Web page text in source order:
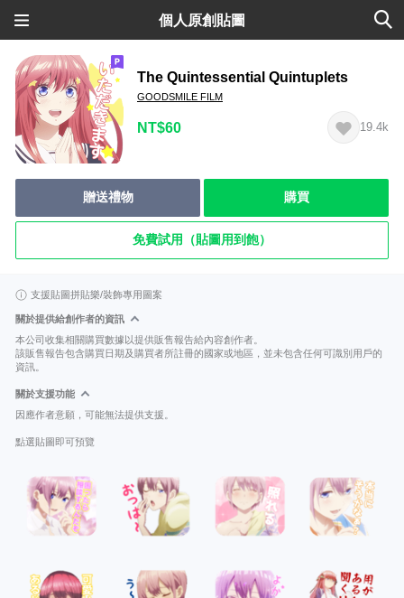
個人原創貼圖
The Quintessential Quintuplets
GOODSMILE FILM
NT$60 19.4k
贈送禮物 購買
免費試用（貼圖用到飽）
支援貼圖拼貼樂/裝飾專用圖案
關於提供給創作者的資訊
本公司收集相關購買數據以提供販售報告給內容創作者。
該販售報告包含購買日期及購買者所註冊的國家或地區，並未包含任何可識別用戶的
資訊。
關於支援功能
因應作者意願，可能無法提供支援。
點選貼圖即可預覽